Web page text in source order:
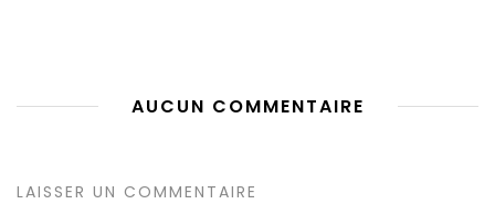
AUCUN COMMENTAIRE
LAISSER UN COMMENTAIRE